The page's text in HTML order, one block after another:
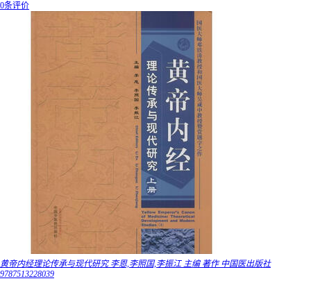
0条评价
黄帝内经理论传承与现代研究 李恩,李照国,李振江 主编 著作 中国医出版社
9787513228039